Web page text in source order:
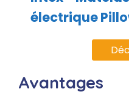
électrique
Avantages